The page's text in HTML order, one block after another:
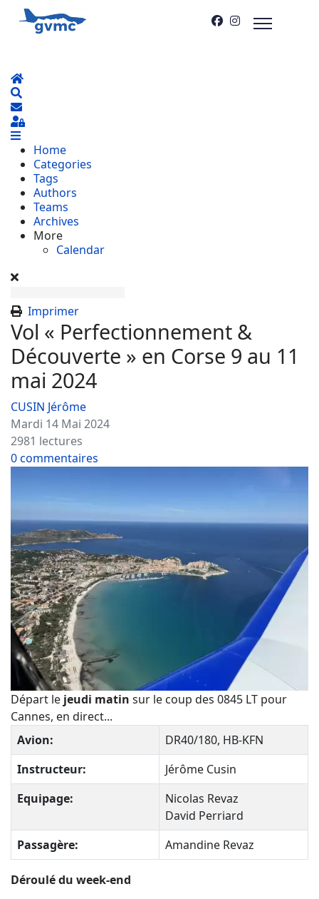
Home
S'abonner au blog
Sign In
Home
Categories
Tags
Authors
Teams
Archives
More
Calendar
Imprimer
Vol « Perfectionnement &
Découverte » en Corse 9 au 11
mai 2024
CUSIN Jérôme
Mardi 14 Mai 2024
2981 lectures
0 commentaires
Départ le jeudi matin sur le coup des 0845 LT pour
Cannes, en direct...
Avion:
DR40/180, HB-KFN
Instructeur:
Jérôme Cusin
Equipage:
Nicolas Revaz
David Perriard
Passagère:
Amandine Revaz
Déroulé du week-end